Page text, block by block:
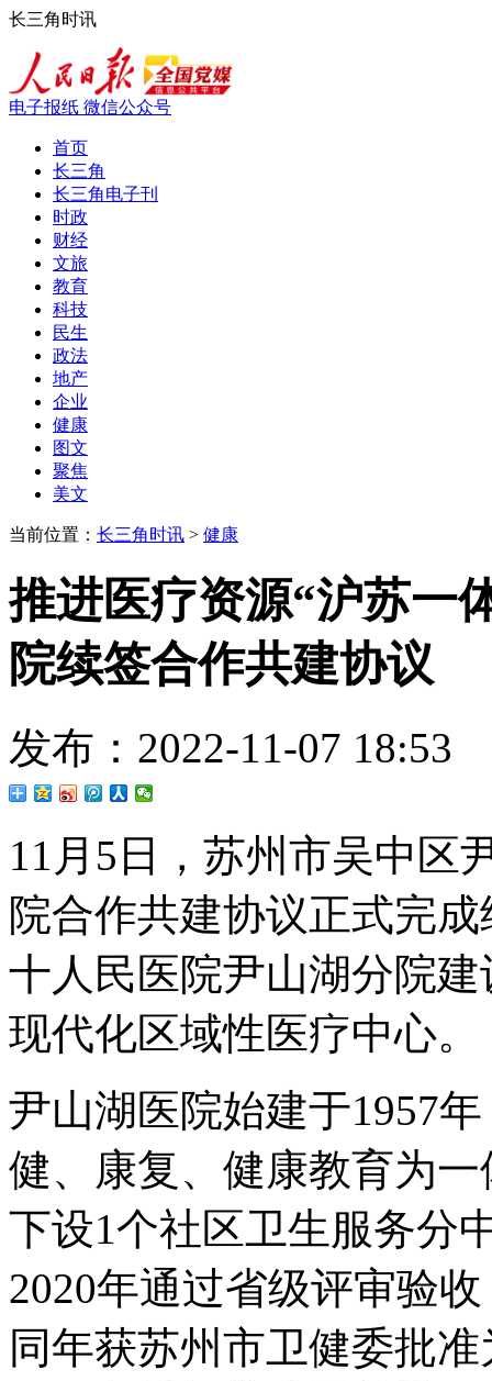
长三角时讯
电子报纸 微信公众号
首页
长三角
长三角电子刊
时政
财经
文旅
教育
科技
民生
政法
地产
企业
健康
图文
聚焦
美文
当前位置： 长三角时讯 > 健康
推进医疗资源“沪苏一
院续签合作共建协议
发布：2022-11-07
11月5日，苏州市吴中区
院合作共建协议正式完
十人民医院尹山湖分院
现代化区域性医疗中心。
尹山湖医院始建于1957
健、康复、健康教育为
下设1个社区卫生服务分
2020年通过省级评审验
同年获苏州市卫健委批